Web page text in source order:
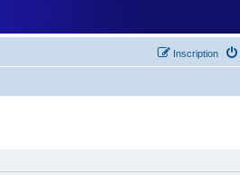
Inscription